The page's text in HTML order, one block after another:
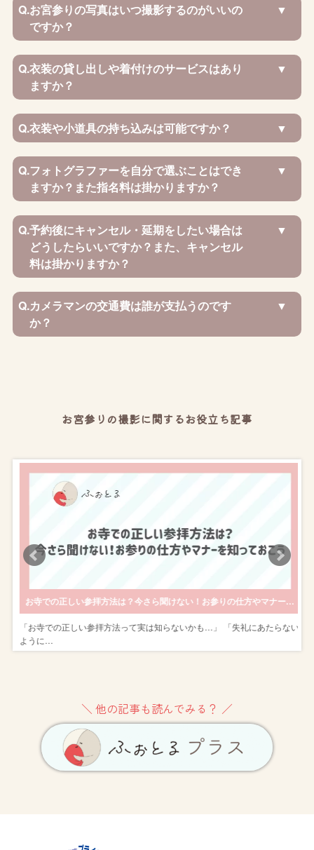
Q.お宮参りの写真はいつ撮影するのがいいの
ですか？
Q.衣装の貸し出しや着付けのサービスはあり
ますか？
Q.衣装や小道具の持ち込みは可能ですか？
Q.フォトグラファーを自分で選ぶことはでき
ますか？また指名料は掛かりますか？
Q.予約後にキャンセル・延期をしたい場合は
どうしたらいいですか？また、キャンセル
料は掛かりますか？
Q.カメラマンの交通費は誰が支払うのです
か？
お宮参りの撮影に関するお役立ち記事
お寺での正しい参拝方法は？今さら聞けない！お参りの仕方やマナーを知っておこう
「お寺での正しい参拝方法って実は知らないかも…」 「失礼にあたらない
ように…
＼ 他の記事も読んでみる？ ／